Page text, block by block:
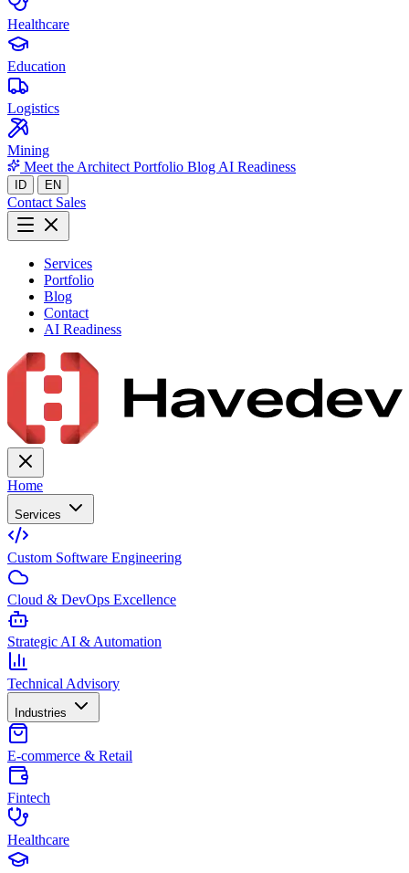
Healthcare
Education
Logistics
Mining
Meet the Architect Portfolio Blog AI Readiness
ID EN
Contact Sales
Services
Portfolio
Blog
Contact
AI Readiness
Home
Services
Custom Software Engineering
Cloud & DevOps Excellence
Strategic AI & Automation
Technical Advisory
Industries
E-commerce & Retail
Fintech
Healthcare